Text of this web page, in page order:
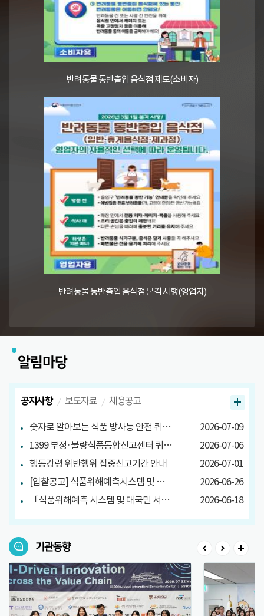
반려동물 동반출입 음식점 제도(소비자)
반려동물 동반출입 음식점 본격 시행(영업자)
알림마당
공지사항
숫자로 알아보는 식품 방사능 안전 퀴즈 당첨자 발표
2026-07-09
1399 부정·불량식품통합신고센터 퀴즈 이벤트 당첨자 발표
2026-07-06
행동강령 위반행위 집중신고기간 안내
2026-07-01
[입찰공고] 식품위해예측시스템 및 대국민 서비스 구축
2026-06-26
「식품위해예측 시스템 및 대국민 서비스 구축」소프트웨어사업 영향평가 결과서 공고
2026-06-18
보도자료 채용공고
기관동향